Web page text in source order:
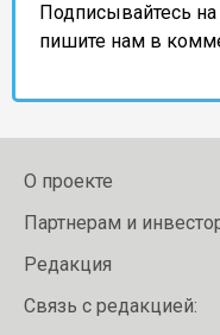
Подписывайтесь
пишите нам в
О проекте
Партнерам и
Редакция
Связь с редакцией: